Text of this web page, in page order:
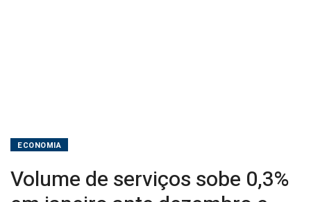
ECONOMIA
Volume de serviços sobe 0,3%